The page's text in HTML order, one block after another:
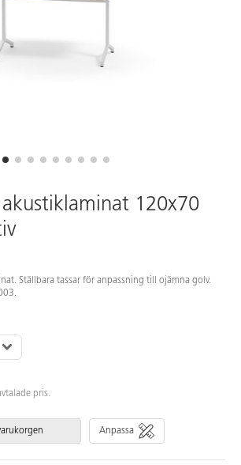
akustiklaminat 120x70
Ställbara tassar för anpassning till ojämna golv.
pris.
Anpassa